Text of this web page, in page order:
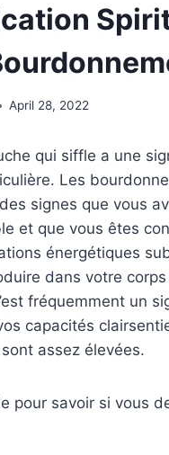
April 28, 2022
qui siffle a une
Les
signes que vous
et que vous êtes
énergétiques
dans votre
fréquemment un
capacités
assez élevées.
pour savoir si vous